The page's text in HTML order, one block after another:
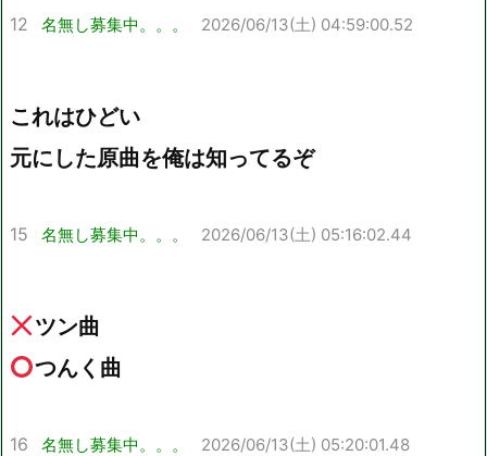
12 名無し募集中。。。 2026/06/13(土) 04:59:00.52
これはひどい
元にした原曲を俺は知ってるぞ
15 名無し募集中。。。 2026/06/13(土) 05:16:02.44
ツン曲
つんく曲
16 名無し募集中。。。 2026/06/13(土) 05:20:01.48